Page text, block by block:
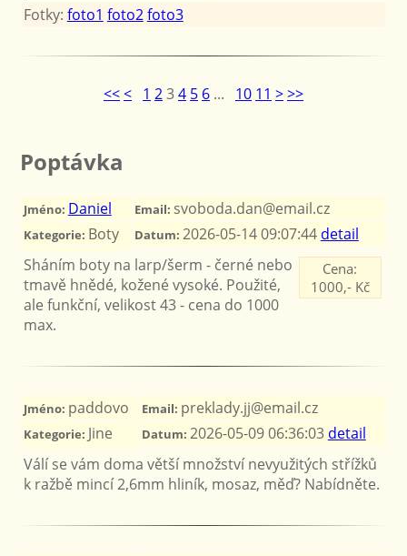
Fotky: foto1 foto2foto3
<<< 1 234 5 6 ... 10 11 >>>
Poptávka
Jméno: Daniel Email: svoboda.dan@email.cz
Kategorie: Boty Datum: 2026-05-14 09:07:44 detail
Cena:
1000,- Kč
Sháním boty na larp/šerm - černé nebo
tmavě hnědé, kožené vysoké. Použité,
ale funkční, velikost 43 - cena do 1000
max.
Jméno: paddovo Email: preklady.jj@email.cz
Kategorie: Jine Datum: 2026-05-09 06:36:03 detail
Válí se vám doma větší množství nevyužitých střížků
k ražbě mincí 2,6mm hliník, mosaz, měď? Nabídněte.